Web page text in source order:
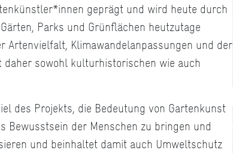
geprägt und wird heute durch
Parks und Grünflächen heutzutage
Klimawandelanpassungen und der
daher sowohl kulturhistorischen wie auch
des Projekts, die Bedeutung von Gartenkunst
Bewusstsein der Menschen zu bringen und
und beinhaltet damit auch Umweltschutz